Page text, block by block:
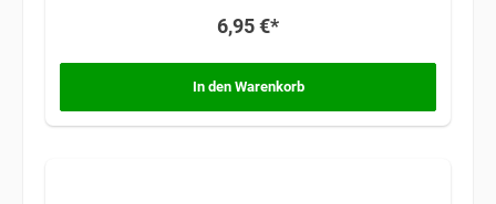
6,95 €*
In den Warenkorb